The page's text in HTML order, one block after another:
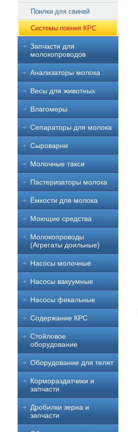
Поилки для свиней
Системы поения КРС
Запчасти для
молокопроводов
Анализаторы молока
Весы для животных
Влагомеры
Сепараторы для молока
Сыроварни
Молочные такси
Пастеризаторы молока
Ёмкости для молока
Моющие средства
Молокопроводы
(Агрегаты доильные)
Насосы молочные
Насосы вакуумные
Насосы фекальные
Содержание КРС
Стойловое
оборудование
Оборудование для телят
Кормораздатчики и
запчасти
Дробилки зерна и
запчасти